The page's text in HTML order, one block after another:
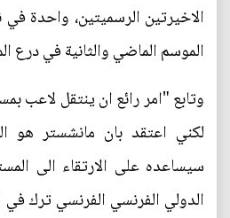
الاخيرتين الرسميتين، واحدة في
الموسم الماضي والثانية في درع
وتابع "امر رائع ان ينتقل لاعب
لكني اعتقد بان مانشستر هو
سيساعده على الارتقاء الى